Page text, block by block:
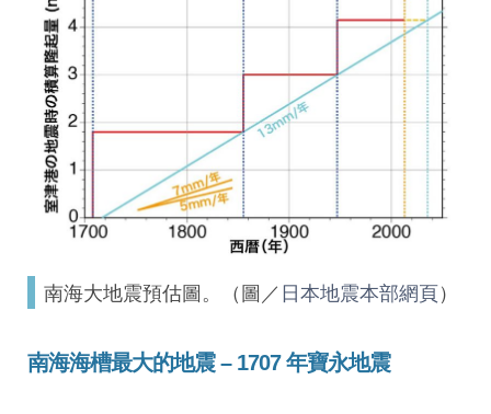
南海大地震預估圖。（圖／ 日本地震本部網頁）
南海海槽最大的地震 – 1707 年寶永地震